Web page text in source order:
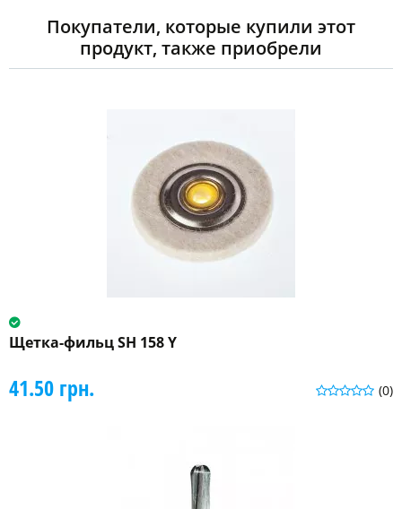
Покупатели, которые купили этот
продукт, также приобрели
Щетка-фильц SH 158 Y
(0)
41.50 грн.